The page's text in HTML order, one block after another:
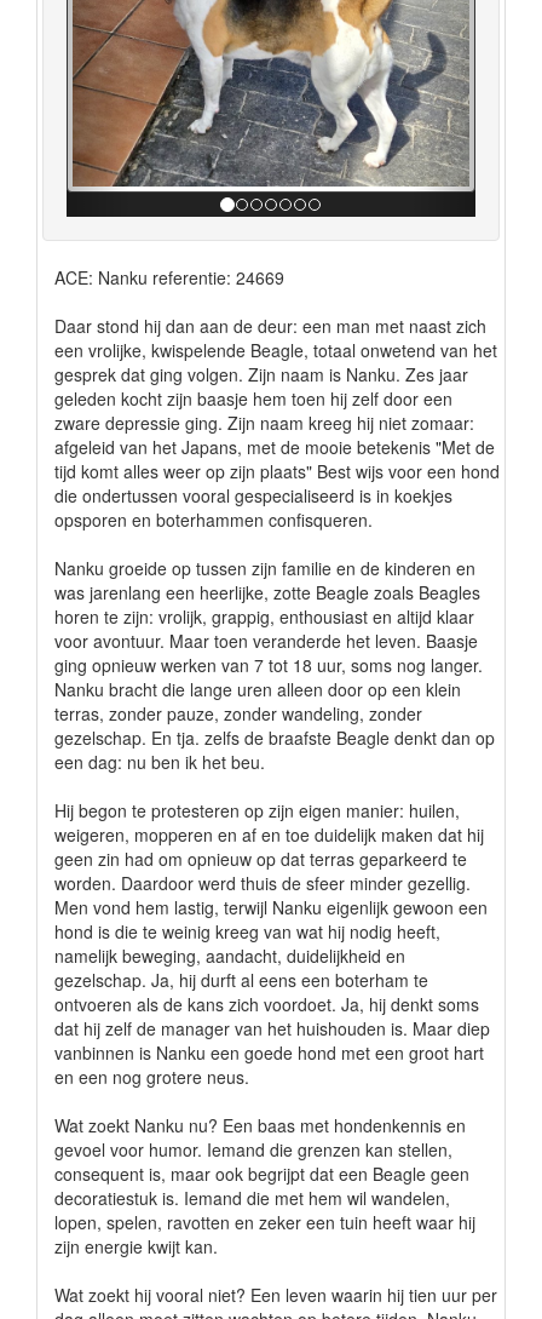
ACE: Nanku referentie: 24669
Daar stond hij dan aan de deur: een man met naast zich
een vrolijke, kwispelende Beagle, totaal onwetend van het
gesprek dat ging volgen. Zijn naam is Nanku. Zes jaar
geleden kocht zijn baasje hem toen hij zelf door een
zware depressie ging. Zijn naam kreeg hij niet zomaar:
afgeleid van het Japans, met de mooie betekenis "Met de
tijd komt alles weer op zijn plaats" Best wijs voor een hond
die ondertussen vooral gespecialiseerd is in koekjes
opsporen en boterhammen confisqueren.
Nanku groeide op tussen zijn familie en de kinderen en
was jarenlang een heerlijke, zotte Beagle zoals Beagles
horen te zijn: vrolijk, grappig, enthousiast en altijd klaar
voor avontuur. Maar toen veranderde het leven. Baasje
ging opnieuw werken van 7 tot 18 uur, soms nog langer.
Nanku bracht die lange uren alleen door op een klein
terras, zonder pauze, zonder wandeling, zonder
gezelschap. En tja. zelfs de braafste Beagle denkt dan op
een dag: nu ben ik het beu.
Hij begon te protesteren op zijn eigen manier: huilen,
weigeren, mopperen en af en toe duidelijk maken dat hij
geen zin had om opnieuw op dat terras geparkeerd te
worden. Daardoor werd thuis de sfeer minder gezellig.
Men vond hem lastig, terwijl Nanku eigenlijk gewoon een
hond is die te weinig kreeg van wat hij nodig heeft,
namelijk beweging, aandacht, duidelijkheid en
gezelschap. Ja, hij durft al eens een boterham te
ontvoeren als de kans zich voordoet. Ja, hij denkt soms
dat hij zelf de manager van het huishouden is. Maar diep
vanbinnen is Nanku een goede hond met een groot hart
en een nog grotere neus.
Wat zoekt Nanku nu? Een baas met hondenkennis en
gevoel voor humor. Iemand die grenzen kan stellen,
consequent is, maar ook begrijpt dat een Beagle geen
decoratiestuk is. Iemand die met hem wil wandelen,
lopen, spelen, ravotten en zeker een tuin heeft waar hij
zijn energie kwijt kan.
Wat zoekt hij vooral niet? Een leven waarin hij tien uur per